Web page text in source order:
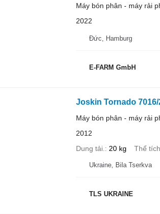
Máy bón phân - máy rải
2022
Đức, Hamburg
E-FARM GmbH
Joskin Tornado 7016/
Máy bón phân - máy rải
2012
Dung tải.
20 kg Thể tích
Ukraine, Bila Tserkva
TLS UKRAINE